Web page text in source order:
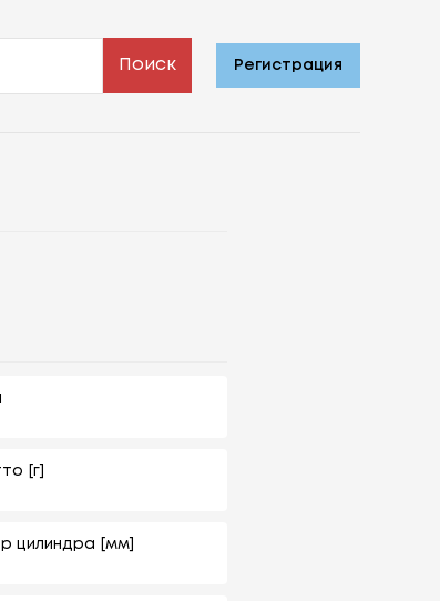
Поиск Регистрация
[г]
цилиндра [мм]